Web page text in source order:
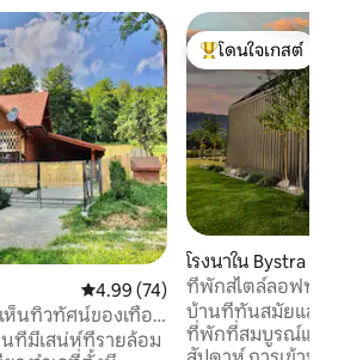
คะแนนเฉลี่ย 4.99 จาก 5, 74 รีวิว
4.99 (74)
ห็นทิวทัศน์ของเทือก
ที่มีเสน่ห์ที่รายล้อม
โดนใจเกสต์ที่สุด
โดนใจเกสต์
โรงนาใน Bystra
ที่พักสไตล์ลอฟท์
บ้านที่ทันสมัยและมี
ที่พักที่สมบูรณ์แบบ